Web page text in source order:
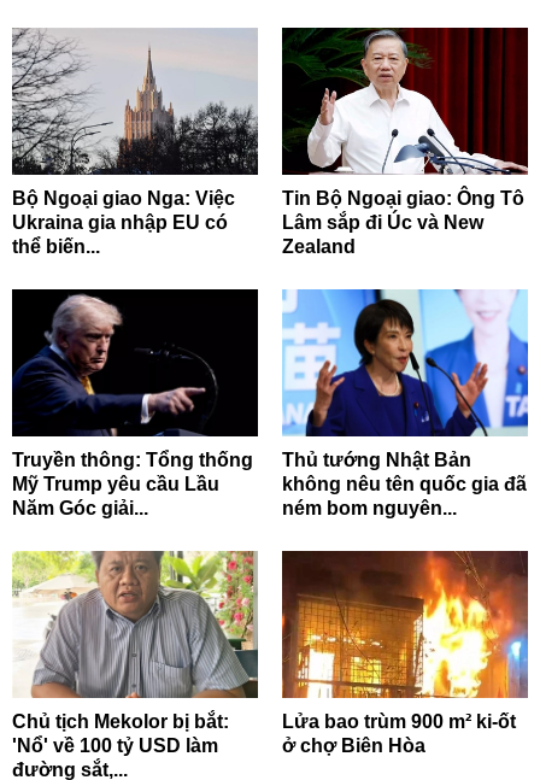
Bộ Ngoại giao Nga: Việc
Ukraina gia nhập EU có
thể biến...
Tin Bộ Ngoại giao: Ông Tô
Lâm sắp đi Úc và New
Zealand
Truyền thông: Tổng thống
Mỹ Trump yêu cầu Lầu
Năm Góc giải...
Thủ tướng Nhật Bản
không nêu tên quốc gia đã
ném bom nguyên...
Chủ tịch Mekolor bị bắt:
'Nổ' về 100 tỷ USD làm
đường sắt,...
Lửa bao trùm 900 m² ki-ốt
ở chợ Biên Hòa